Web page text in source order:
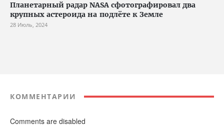
Планетарный радар NASA сфотографировал два
крупных астероида на подлёте к Земле
28 Июль, 2024
КОММЕНТАРИИ
Comments are disabled